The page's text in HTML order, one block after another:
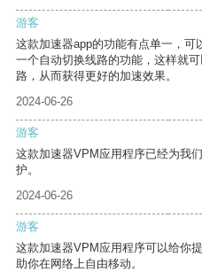
游客
这款加速器app的功能有点单一，可
一个自动切换线路的功能，这样就
路，从而获得更好的加速效果。
2024-06-26
游客
这款加速器VPM应用程序已经为我
护。
2024-06-26
游客
这款加速器VPM应用程序可以给你
助你在网络上自由移动。